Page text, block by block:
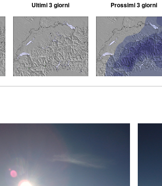
Ultimi 3 giorni Prossimi 3 giorni